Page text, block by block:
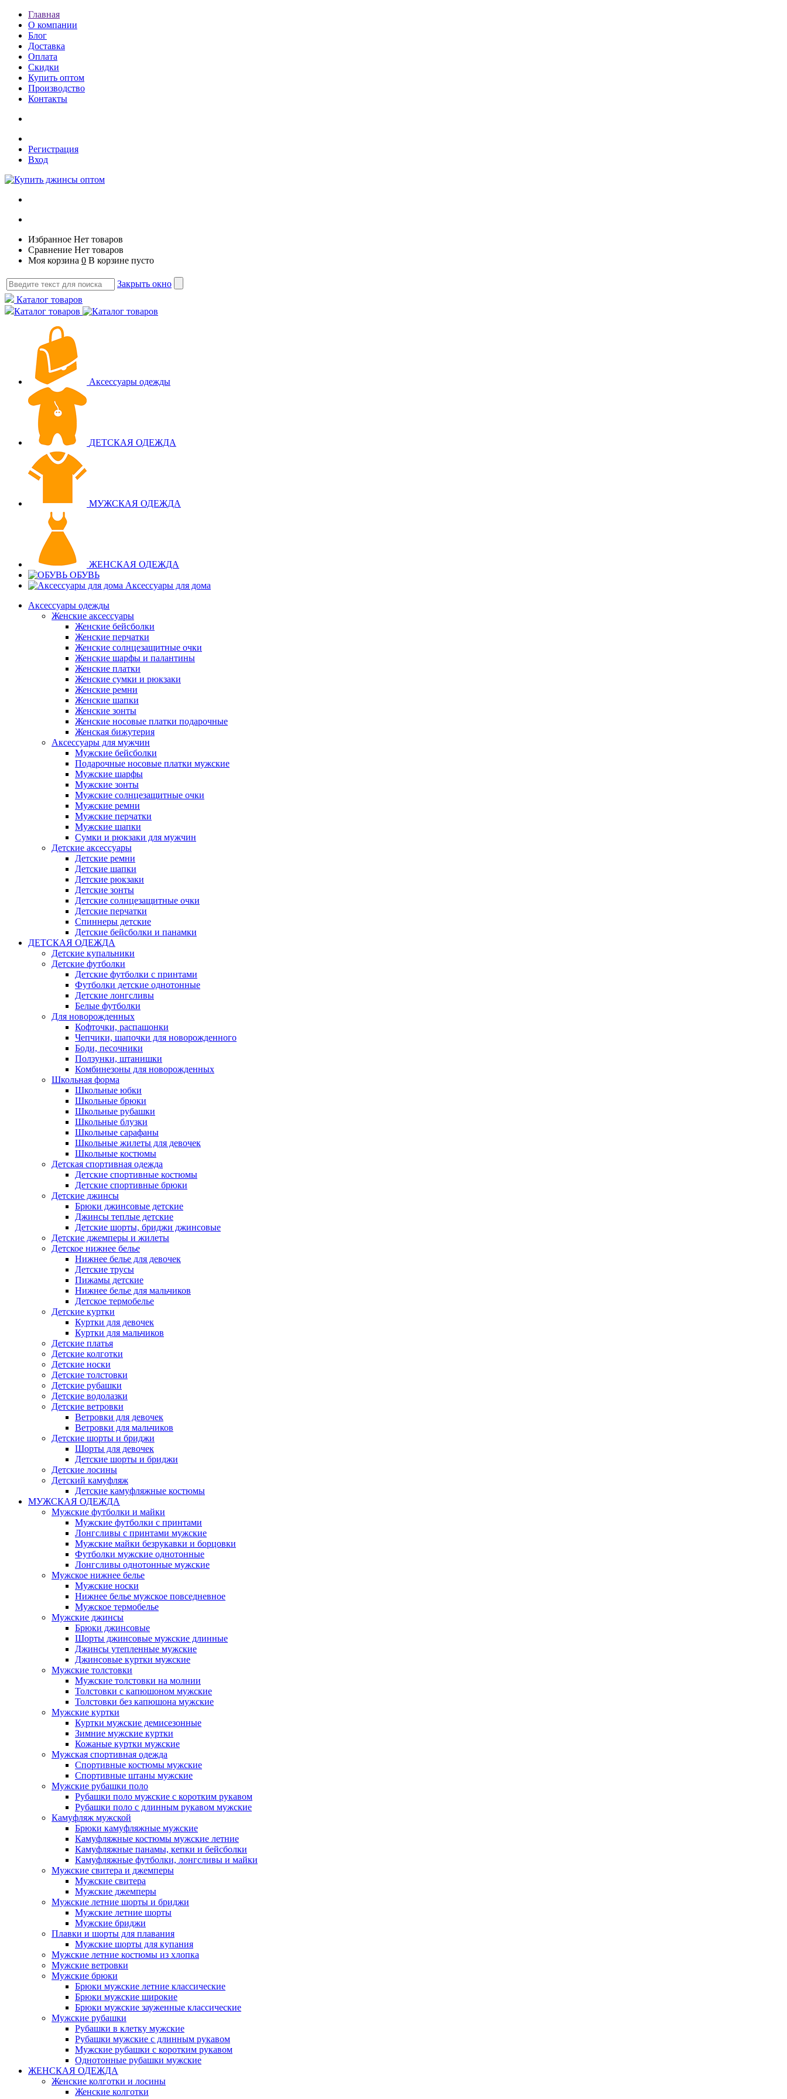
Главная
О компании
Блог
Доставка
Оплата
Скидки
Купить оптом
Производство
Контакты
Регистрация
Вход
Избранное Нет товаров
Сравнение Нет товаров
Моя корзина 0 В корзине пусто
Закрыть окно
Каталог товаров
Каталог товаров
Аксессуары одежды
ДЕТСКАЯ ОДЕЖДА
МУЖСКАЯ ОДЕЖДА
ЖЕНСКАЯ ОДЕЖДА
ОБУВЬ
Аксессуары для дома
Аксессуары одежды
Женские аксессуары
Женские бейсболки
Женские перчатки
Женские солнцезащитные очки
Женские шарфы и палантины
Женские платки
Женские сумки и рюкзаки
Женские ремни
Женские шапки
Женские зонты
Женские носовые платки подарочные
Женская бижутерия
Аксессуары для мужчин
Мужские бейсболки
Подарочные носовые платки мужские
Мужские шарфы
Мужские зонты
Мужские солнцезащитные очки
Мужские ремни
Мужские перчатки
Мужские шапки
Сумки и рюкзаки для мужчин
Детские аксессуары
Детские ремни
Детские шапки
Детские рюкзаки
Детские зонты
Детские солнцезащитные очки
Детские перчатки
Спиннеры детские
Детские бейсболки и панамки
ДЕТСКАЯ ОДЕЖДА
Детские купальники
Детские футболки
Детские футболки с принтами
Футболки детские однотонные
Детские лонгсливы
Белые футболки
Для новорожденных
Кофточки, распашонки
Чепчики, шапочки для новорожденного
Боди, песочники
Ползунки, штанишки
Комбинезоны для новорожденных
Школьная форма
Школьные юбки
Школьные брюки
Школьные рубашки
Школьные блузки
Школьные сарафаны
Школьные жилеты для девочек
Школьные костюмы
Детская спортивная одежда
Детские спортивные костюмы
Детские спортивные брюки
Детские джинсы
Брюки джинсовые детские
Джинсы теплые детские
Детские шорты, бриджи джинсовые
Детские джемперы и жилеты
Детское нижнее белье
Нижнее белье для девочек
Детские трусы
Пижамы детские
Нижнее белье для мальчиков
Детское термобелье
Детские куртки
Куртки для девочек
Куртки для мальчиков
Детские платья
Детские колготки
Детские носки
Детские толстовки
Детские рубашки
Детские водолазки
Детские ветровки
Ветровки для девочек
Ветровки для мальчиков
Детские шорты и бриджи
Шорты для девочек
Детские шорты и бриджи
Детские лосины
Детский камуфляж
Детские камуфляжные костюмы
МУЖСКАЯ ОДЕЖДА
Мужские футболки и майки
Мужские футболки с принтами
Лонгсливы с принтами мужские
Мужские майки безрукавки и борцовки
Футболки мужские однотонные
Лонгсливы однотонные мужские
Мужское нижнее белье
Мужские носки
Нижнее белье мужское повседневное
Мужское термобелье
Мужские джинсы
Брюки джинсовые
Шорты джинсовые мужские длинные
Джинсы утепленные мужские
Джинсовые куртки мужские
Мужские толстовки
Мужские толстовки на молнии
Толстовки с капюшоном мужские
Толстовки без капюшона мужские
Мужские куртки
Куртки мужские демисезонные
Зимние мужские куртки
Кожаные куртки мужские
Мужская спортивная одежда
Спортивные костюмы мужские
Спортивные штаны мужские
Мужские рубашки поло
Рубашки поло мужские с коротким рукавом
Рубашки поло с длинным рукавом мужские
Камуфляж мужской
Брюки камуфляжные мужские
Камуфляжные костюмы мужские летние
Камуфляжные панамы, кепки и бейсболки
Камуфляжные футболки, лонгсливы и майки
Мужские свитера и джемперы
Мужские свитера
Мужские джемперы
Мужские летние шорты и бриджи
Мужские летние шорты
Мужские бриджи
Плавки и шорты для плавания
Мужские шорты для купания
Мужские летние костюмы из хлопка
Мужские ветровки
Мужские брюки
Брюки мужские летние классические
Брюки мужские широкие
Брюки мужские зауженные классические
Мужские рубашки
Рубашки в клетку мужские
Рубашки мужские с длинным рукавом
Мужские рубашки с коротким рукавом
Однотонные рубашки мужские
ЖЕНСКАЯ ОДЕЖДА
Женские колготки и лосины
Женские колготки